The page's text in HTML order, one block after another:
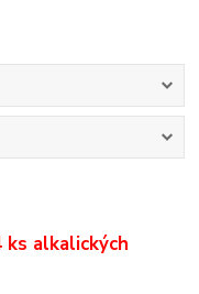
alkalických